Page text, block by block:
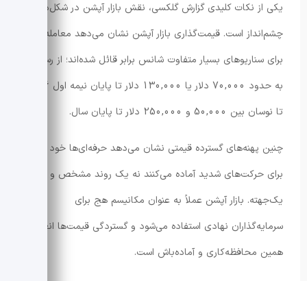
یکی از نکات کلیدی گزارش گلکسی، نقش بازار آپشن در شکل‌دهی
چشم‌انداز است. قیمت‌گذاری بازار آپشن نشان می‌دهد معامله‌گران
برای سناریوهای بسیار متفاوت شانس برابر قائل شده‌اند؛ از رسیدن
به حدود 70,000 دلار یا 130,000 دلار تا پایان نیمه اول 2026
تا نوسان بین 50,000 و 250,000 دلار تا پایان سال.
چنین پهنه‌های گسترده قیمتی نشان می‌دهد حرفه‌ای‌ها خود را
برای حرکت‌های شدید آماده می‌کنند نه یک روند مشخص و
یک‌جهته. بازار آپشن عملاً به عنوان مکانیسم هج برای
سرمایه‌گذاران نهادی استفاده می‌شود و گستردگی قیمت‌ها انعکاس
همین محافظه‌کاری و آماده‌باش است.